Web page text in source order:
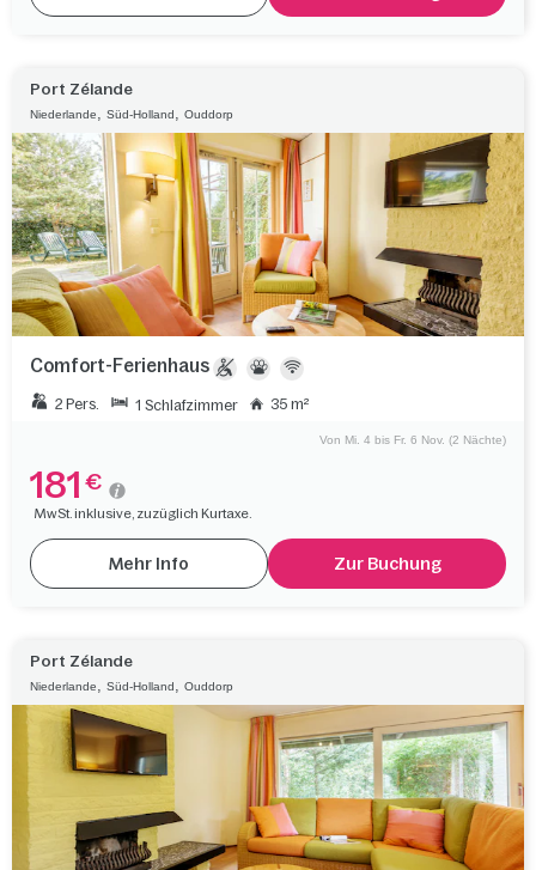
Port Zélande
Niederlande Süd-Holland Ouddorp
Comfort-Ferienhaus
2 Pers. 1 Schlafzimmer 35 m²
Von Mi. 4 bis Fr. 6 Nov. (2 Nächte)
181 €
MwSt. inklusive, zuzüglich Kurtaxe.
Mehr Info Zur Buchung
Port Zélande
Niederlande Süd-Holland Ouddorp